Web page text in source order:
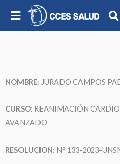
NOMBRE: JURADO CAMPOS
CURSO: REANIMACIÓN
AVANZADO
RESOLUCION: N° 133-2023-